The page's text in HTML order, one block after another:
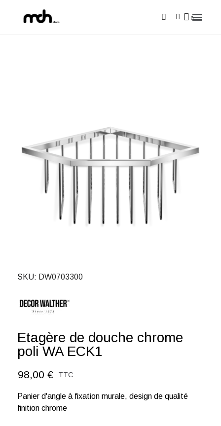
SKU DW0703300
Etagère de douche chrome
poli WA ECK1
98,00 € TTC
Panier d'angle à fixation murale, design de qualité
finition chrome